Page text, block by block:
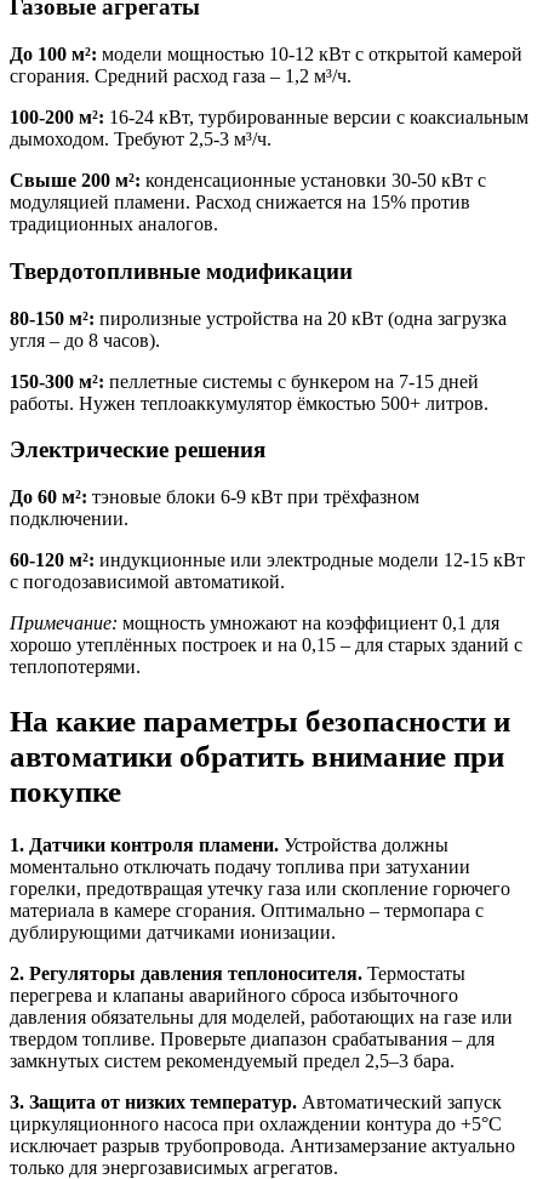
Газовые агрегаты
До 100 м²: модели мощностью 10-12 кВт с открытой камерой
сгорания. Средний расход газа – 1,2 м³/ч.
100-200 м²: 16-24 кВт, турбированные версии с коаксиальным
дымоходом. Требуют 2,5-3 м³/ч.
Свыше 200 м²: конденсационные установки 30-50 кВт с
модуляцией пламени. Расход снижается на 15% против
традиционных аналогов.
Твердотопливные модификации
80-150 м²: пиролизные устройства на 20 кВт (одна загрузка
угля – до 8 часов).
150-300 м²: пеллетные системы с бункером на 7-15 дней
работы. Нужен теплоаккумулятор ёмкостью 500+ литров.
Электрические решения
До 60 м²: тэновые блоки 6-9 кВт при трёхфазном
подключении.
60-120 м²: индукционные или электродные модели 12-15 кВт
с погодозависимой автоматикой.
Примечание: мощность умножают на коэффициент 0,1 для
хорошо утеплённых построек и на 0,15 – для старых зданий с
теплопотерями.
На какие параметры безопасности и
автоматики обратить внимание при
покупке
1. Датчики контроля пламени. Устройства должны
моментально отключать подачу топлива при затухании
горелки, предотвращая утечку газа или скопление горючего
материала в камере сгорания. Оптимально – термопара с
дублирующими датчиками ионизации.
2. Регуляторы давления теплоносителя. Термостаты
перегрева и клапаны аварийного сброса избыточного
давления обязательны для моделей, работающих на газе или
твердом топливе. Проверьте диапазон срабатывания – для
замкнутых систем рекомендуемый предел 2,5–3 бара.
3. Защита от низких температур. Автоматический запуск
циркуляционного насоса при охлаждении контура до +5°C
исключает разрыв трубопровода. Антизамерзание актуально
только для энергозависимых агрегатов.